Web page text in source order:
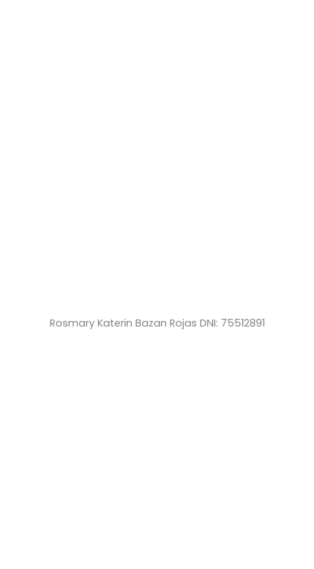
Rosmary Katerin Bazan Rojas DNI: 75512891